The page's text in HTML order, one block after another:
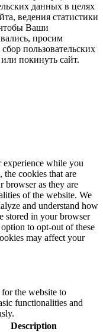
данных в целях
ведения статистики
Ваши
просим
пользовательских
покинуть сайт.
experience while you
the cookies that are
browser as they are
of the website. We
and understand how
stored in your browser
to opt-out of these
may affect your
for the website to
functionalities and
Description